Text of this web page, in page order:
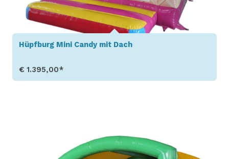
Hüpfburg Mini Candy mit Dach
€ 1.395,00*